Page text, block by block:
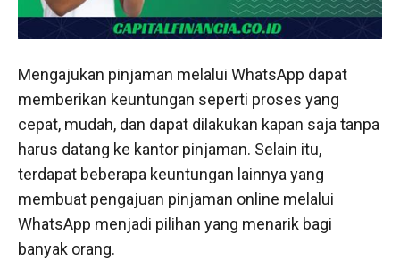
Mengajukan pinjaman melalui WhatsApp dapat
memberikan keuntungan seperti proses yang
cepat, mudah, dan dapat dilakukan kapan saja tanpa
harus datang ke kantor pinjaman. Selain itu,
terdapat beberapa keuntungan lainnya yang
membuat pengajuan pinjaman online melalui
WhatsApp menjadi pilihan yang menarik bagi
banyak orang.